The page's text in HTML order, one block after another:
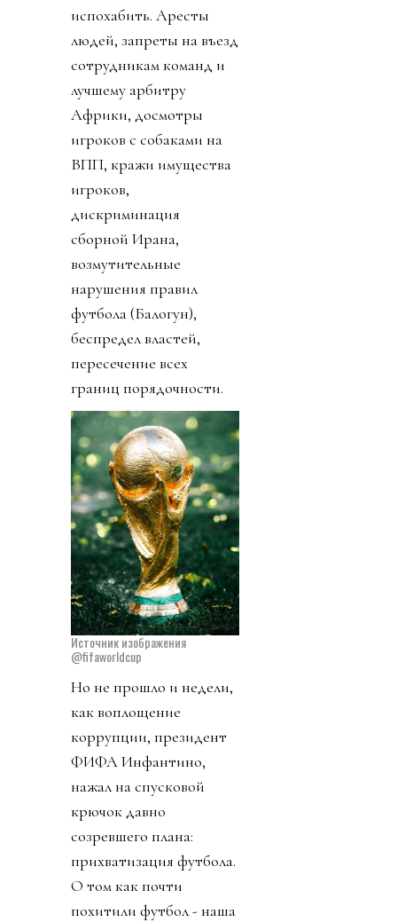
испохабить. Аресты
людей, запреты на въезд
сотрудникам команд и
лучшему арбитру
Африки, досмотры
игроков с собаками на
ВПП, кражи имущества
игроков,
дискриминация
сборной Ирана,
возмутительные
нарушения правил
футбола (Балогун),
беспредел властей,
пересечение всех
границ порядочности.
Источник изображения
@fifaworldcup
Но не прошло и недели,
как воплощение
коррупции, президент
ФИФА Инфантино,
нажал на спусковой
крючок давно
созревшего плана:
прихватизация футбола.
О том как почти
похитили футбол - наша